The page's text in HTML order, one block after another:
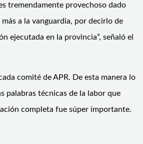
tremendamente provechoso dado
a la vanguardia, por decirlo de
ejecutada en la provincia”, señaló el
comité de APR. De esta manera lo
palabras técnicas de la labor que
completa fue súper importante.